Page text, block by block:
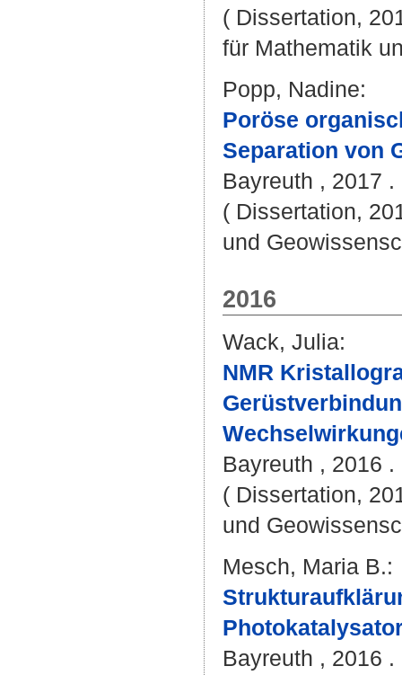
( Dissertation,
für Mathematik
Popp, Nadine:
Poröse
Separation von
Bayreuth , 2017 .
( Dissertation,
und
2016
Wack, Julia:
NMR
Bayreuth , 2016 .
( Dissertation,
und
Mesch, Maria B.:
Bayreuth , 2016